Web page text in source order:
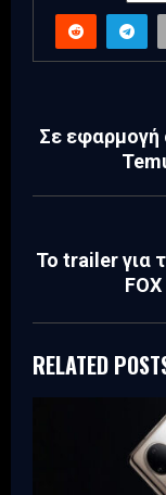
Σε εφαρμογή
Το trailer για
RELATED